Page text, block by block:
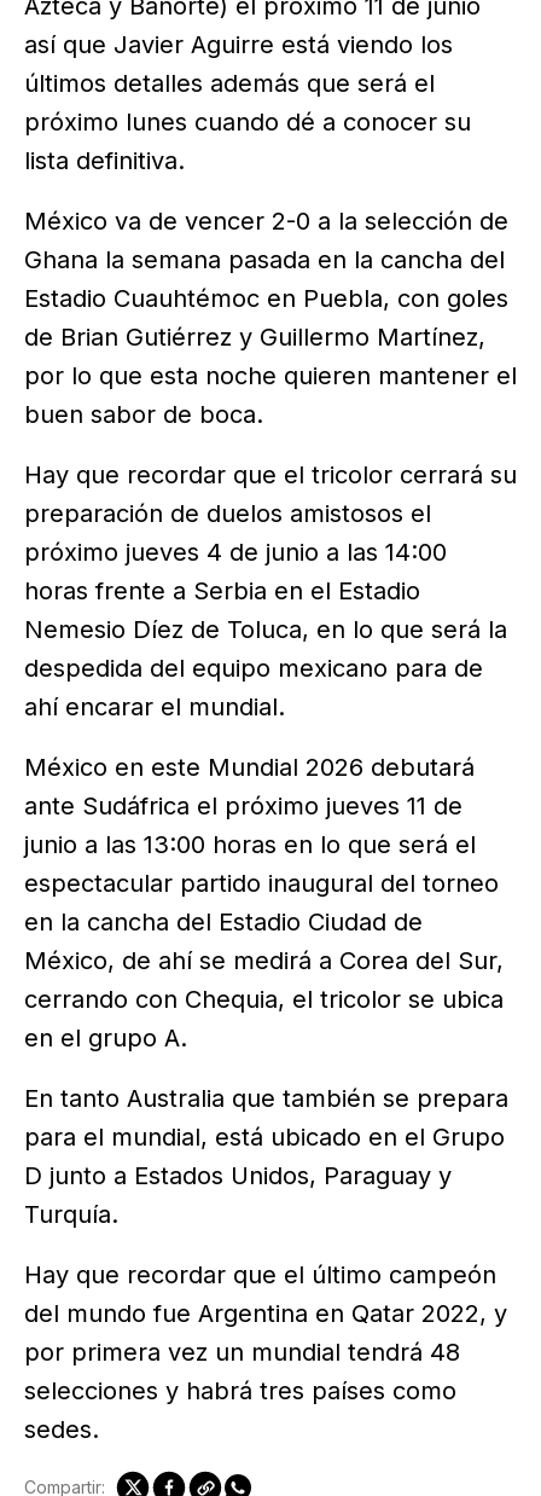
Azteca y Banorte) el próximo 11 de junio
así que Javier Aguirre está viendo los
últimos detalles además que será el
próximo lunes cuando dé a conocer su
lista definitiva.
México va de vencer 2-0 a la selección de
Ghana la semana pasada en la cancha del
Estadio Cuauhtémoc en Puebla, con goles
de Brian Gutiérrez y Guillermo Martínez,
por lo que esta noche quieren mantener el
buen sabor de boca.
Hay que recordar que el tricolor cerrará su
preparación de duelos amistosos el
próximo jueves 4 de junio a las 14:00
horas frente a Serbia en el Estadio
Nemesio Díez de Toluca, en lo que será la
despedida del equipo mexicano para de
ahí encarar el mundial.
México en este Mundial 2026 debutará
ante Sudáfrica el próximo jueves 11 de
junio a las 13:00 horas en lo que será el
espectacular partido inaugural del torneo
en la cancha del Estadio Ciudad de
México, de ahí se medirá a Corea del Sur,
cerrando con Chequia, el tricolor se ubica
en el grupo A.
En tanto Australia que también se prepara
para el mundial, está ubicado en el Grupo
D junto a Estados Unidos, Paraguay y
Turquía.
Hay que recordar que el último campeón
del mundo fue Argentina en Qatar 2022, y
por primera vez un mundial tendrá 48
selecciones y habrá tres países como
sedes.
Compartir: